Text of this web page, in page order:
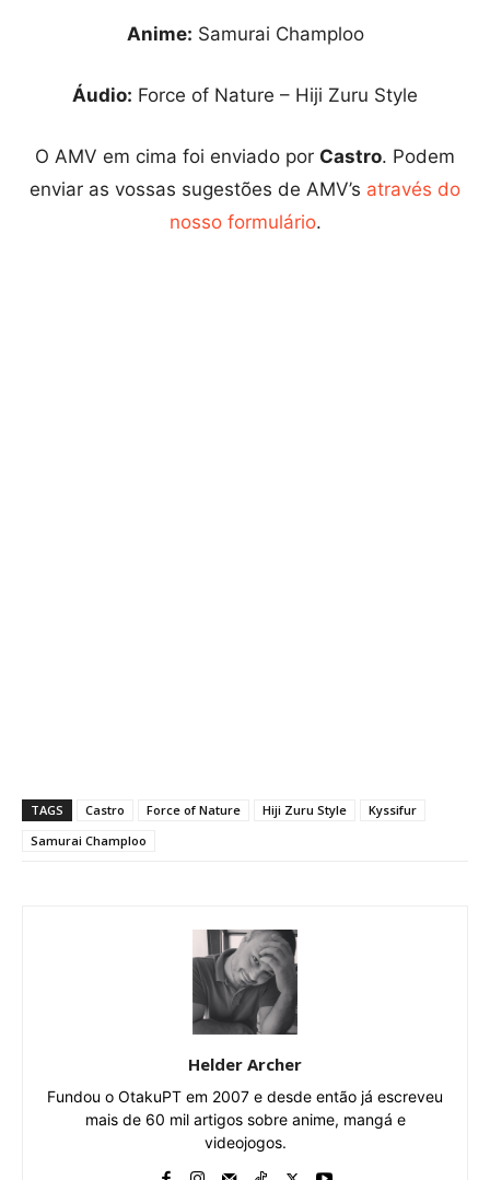
Anime: Samurai Champloo
Áudio: Force of Nature – Hiji Zuru Style
O AMV em cima foi enviado por Castro. Podem
enviar as vossas sugestões de AMV’s através do
nosso formulário.
TAGS Castro Force of Nature Hiji Zuru Style
Kyssifur
Samurai Champloo
Helder Archer
Fundou o OtakuPT em 2007 e desde então já escreveu
mais de 60 mil artigos sobre anime, mangá e
videojogos.